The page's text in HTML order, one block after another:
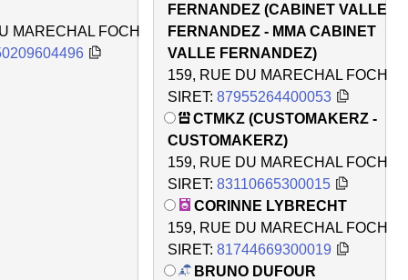
MARECHAL FOCH
FERNANDEZ (CABINET VALLE
FERNANDEZ - MMA CABINET
VALLE FERNANDEZ)
159, RUE DU MARECHAL FOCH
SIRET: 87955264400053
CTMKZ (CUSTOMAKERZ -
CUSTOMAKERZ)
159, RUE DU MARECHAL FOCH
SIRET: 83110665300015
CORINNE LYBRECHT
159, RUE DU MARECHAL FOCH
SIRET: 81744669300019
BRUNO DUFOUR